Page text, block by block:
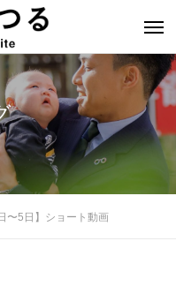
〜5日】ショート動画